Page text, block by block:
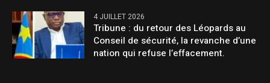
4 JUILLET 2026
Tribune : du retour des Léopards au
Conseil de sécurité, la revanche d’une
nation qui refuse l’effacement.